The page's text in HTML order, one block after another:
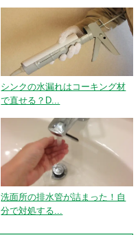
シンクの水漏れはコーキング材
で直せる？D...
洗面所の排水管が詰まった！自
分で対処する...